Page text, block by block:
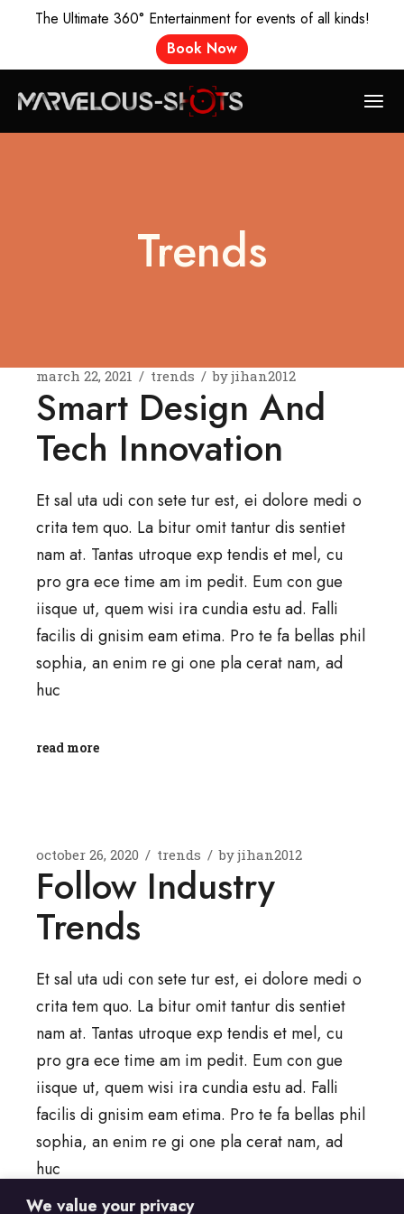
The Ultimate 360° Entertainment for events of all kinds!
Book Now
We value your privacy
Skip
the
Trends
march 22, 2021 trends byjihan2012
Smart Design And
Tech Innovation
Et sal uta udi con sete tur est, ei dolore medi o
crita tem quo. La bitur omit tantur dis sentiet
nam at. Tantas utroque exp tendis et mel, cu
pro gra ece time am im pedit. Eum con gue
iisque ut, quem wisi ira cundia estu ad. Falli
facilis di gnisim eam etima. Pro te fa bellas phil
sophia, an enim re gi one pla cerat nam, ad
huc
read more
october 26, 2020 trends byjihan2012
Follow Industry
Trends
Et sal uta udi con sete tur est, ei dolore medi o
crita tem quo. La bitur omit tantur dis sentiet
nam at. Tantas utroque exp tendis et mel, cu
pro gra ece time am im pedit. Eum con gue
iisque ut, quem wisi ira cundia estu ad. Falli
facilis di gnisim eam etima. Pro te fa bellas phil
sophia, an enim re gi one pla cerat nam, ad
huc